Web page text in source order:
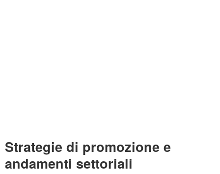
Strategie di promozione e
andamenti settoriali